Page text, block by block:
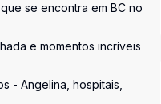
se encontra em BC no
e momentos incríveis
- Angelina, hospitais,